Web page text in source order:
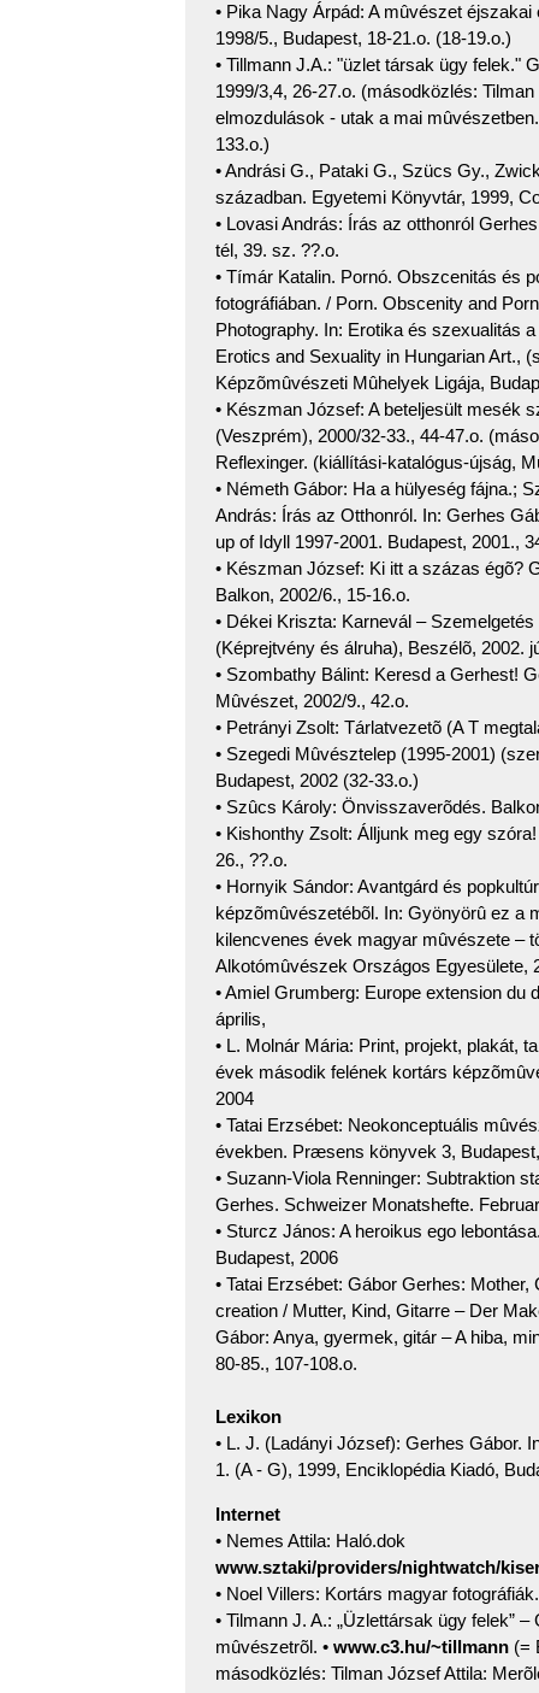
• Pika Nagy Árpád: A mûvészet
1998/5., Budapest, 18-21.o. (18-19.o.)
• Tillmann J.A.: "üzlet társak ügy felek."
1999/3,4, 26-27.o. (másodközlés:
elmozdulások - utak a mai
133.o.)
• Andrási G., Pataki G., Szücs Gy.,
században. Egyetemi Könyvtár, 1999,
• Lovasi András: Írás az otthonról
tél, 39. sz. ??.o.
• Tímár Katalin. Pornó. Obszcenitás és
fotográfiában. / Porn. Obscenity and
Photography. In: Erotika és szexualitás
Erotics and Sexuality in Hungarian Art.,
Képzõmûvészeti Mûhelyek Ligája,
• Készman József: A beteljesült mesék
(Veszprém), 2000/32-33., 44-47.o.
Reflexinger. (kiállítási-katalógus-újság,
• Németh Gábor: Ha a hülyeség fájna.;
András: Írás az Otthonról. In: Gerhes
up of Idyll 1997-2001. Budapest, 2001.,
• Készman József: Ki itt a százas égõ?
Balkon, 2002/6., 15-16.o.
• Dékei Kriszta: Karnevál –
(Képrejtvény és álruha), Beszélõ, 2002.
• Szombathy Bálint: Keresd a Gerhest!
Mûvészet, 2002/9., 42.o.
• Petrányi Zsolt: Tárlatvezetõ (A T
• Szegedi Mûvésztelep (1995-2001)
Budapest, 2002 (32-33.o.)
• Szûcs Károly: Önvisszaverõdés.
• Kishonthy Zsolt: Álljunk meg egy
26., ??.o.
• Hornyik Sándor: Avantgárd és
képzõmûvészetébõl. In: Gyönyörû ez a
kilencvenes évek magyar mûvészete –
Alkotómûvészek Országos Egyesülete,
• Amiel Grumberg: Europe extension du
április,
• L. Molnár Mária: Print, projekt, plakát,
évek második felének kortárs
2004
• Tatai Erzsébet: Neokonceptuális
években. Præsens könyvek 3,
• Suzann-Viola Renninger: Subtraktion
Gerhes. Schweizer Monatshefte.
• Sturcz János: A heroikus ego
Budapest, 2006
• Tatai Erzsébet: Gábor Gerhes:
creation / Mutter, Kind, Gitarre – Der
Gábor: Anya, gyermek, gitár – A hiba,
80-85., 107-108.o.
Lexikon
• L. J. (Ladányi József): Gerhes Gábor.
1. (A - G), 1999, Enciklopédia Kiadó,
Internet
• Nemes Attila: Haló.dok
www.sztaki/providers/nightwatch/
• Noel Villers: Kortárs magyar
• Tilmann J. A.: „Üzlettársak ügy felek”
mûvészetrõl. • www.c3.hu/~tillmann (=
másodközlés: Tilman József Attila: